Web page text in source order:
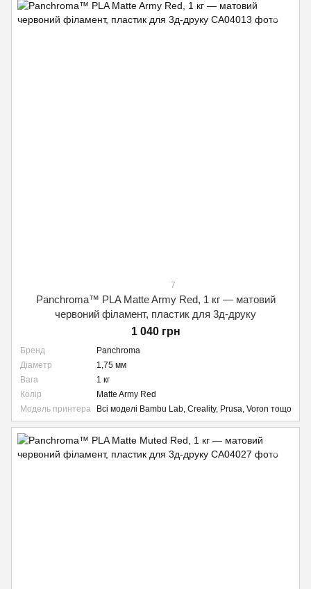
7
Panchroma™ PLA Matte Army Red, 1 кг — матовий
червоний філамент, пластик для 3д-друку
1 040 грн
Бренд
Panchroma
Діаметр
1,75 мм
Вага
1 кг
Колір
Matte Army Red
Модель принтера
Всі моделі Bambu Lab, Creality, Prusa, Voron тощо